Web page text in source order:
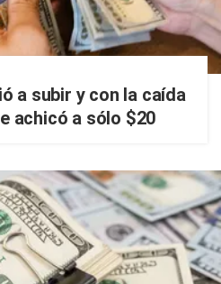
a subir y con la caída
achicó a sólo $20